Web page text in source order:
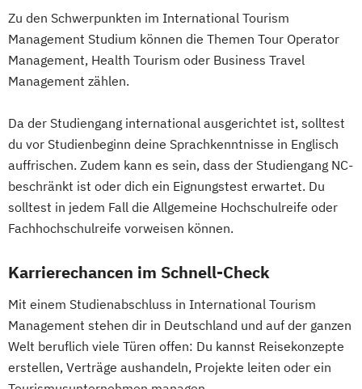
Zu den Schwerpunkten im International Tourism
Management Studium können die Themen Tour Operator
Management, Health Tourism oder Business Travel
Management zählen.
Da der Studiengang international ausgerichtet ist, solltest
du vor Studienbeginn deine Sprachkenntnisse in Englisch
auffrischen. Zudem kann es sein, dass der Studiengang NC-
beschränkt ist oder dich ein Eignungstest erwartet. Du
solltest in jedem Fall die Allgemeine Hochschulreife oder
Fachhochschulreife vorweisen können.
Karrierechancen im Schnell-Check
Mit einem Studienabschluss in International Tourism
Management stehen dir in Deutschland und auf der ganzen
Welt beruflich viele Türen offen: Du kannst Reisekonzepte
erstellen, Verträge aushandeln, Projekte leiten oder ein